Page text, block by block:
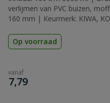
verlijmen van PVC buizen,
160 mm | Keurmerk: KIWA,
Op voorraad
vanaf
€
7,79